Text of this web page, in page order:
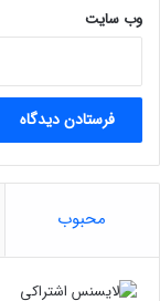
وب‌ سایت
محبوب